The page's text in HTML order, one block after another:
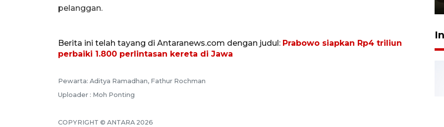
pelanggan.
Berita ini telah tayang di Antaranews.com dengan judul: Prabowo siapkan Rp4 triliun
perbaiki 1.800 perlintasan kereta di Jawa
Pewarta: Aditya Ramadhan, Fathur Rochman
Uploader : Moh Ponting
COPYRIGHT © ANTARA 2026